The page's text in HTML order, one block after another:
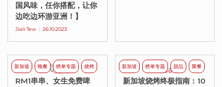
国风味，任你搭配，让你
边吃边环游亚洲！】
Jiali Tew 26.10.2023
RM1串串、女生免费啤
新加坡 晚餐 榜单专题 烧烤
新加坡烧烤终极指南：10
新加坡 榜单专题 甜品 聚餐